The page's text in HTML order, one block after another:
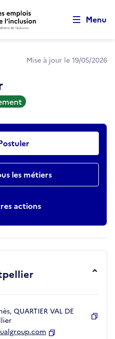
contenu principal
Menu
Mise à jour le 19/05/2026
les métiers
actions
QUARTIER VAL DE